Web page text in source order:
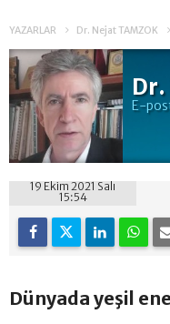
YAZARLAR Dr. Nejat TAMZOK
Dr.
E-
19 Ekim 2021 Salı
15:54
Dünyada yeşil